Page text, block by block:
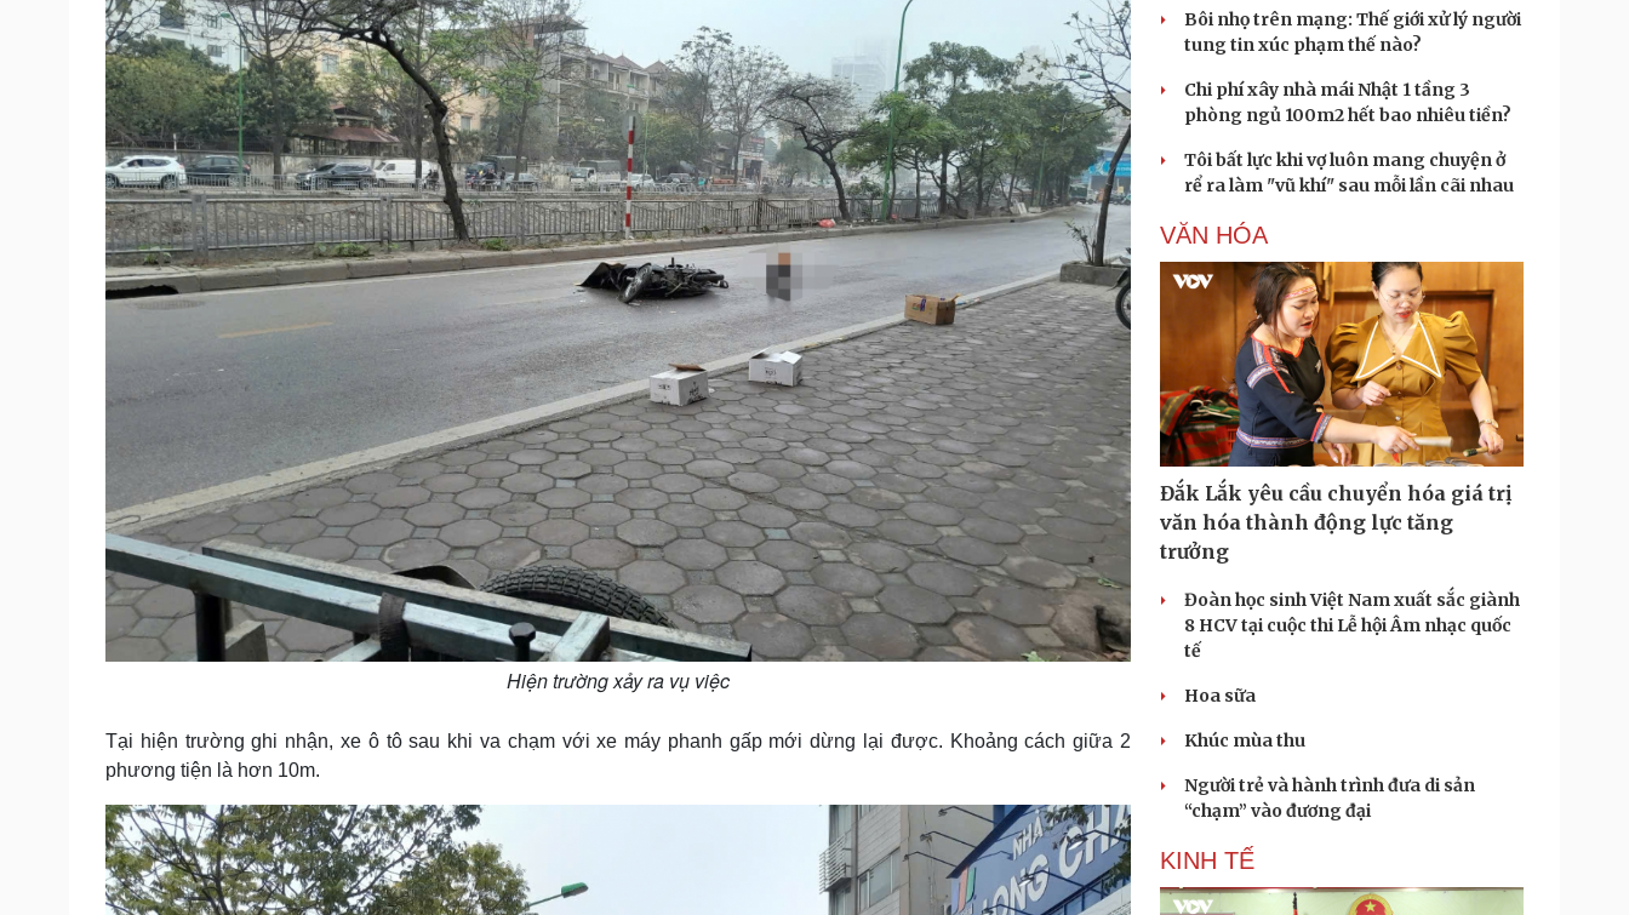
Làm đẹp - giảm cân
Phòng mạch online
Ăn sạch sống khỏe
Cải chính
Hiện trường xảy ra vụ việc
Tại hiện trường ghi nhận, xe ô tô sau khi va chạm với xe máy phanh gấp mới dừng lại được. Khoảng cách giữa 2
phương tiện là hơn 10m.
Bôi nhọ trên mạng: Thế giới xử lý người
tung tin xúc phạm thế nào?
Chi phí xây nhà mái Nhật 1 tầng 3
phòng ngủ 100m2 hết bao nhiêu tiền?
Tôi bất lực khi vợ luôn mang chuyện ở
rể ra làm "vũ khí" sau mỗi lần cãi nhau
VĂN HÓA
Đắk Lắk yêu cầu chuyển hóa giá trị
văn hóa thành động lực tăng
trưởng
Đoàn học sinh Việt Nam xuất sắc giành
8 HCV tại cuộc thi Lễ hội Âm nhạc quốc
tế
Hoa sữa
Khúc mùa thu
Người trẻ và hành trình đưa di sản
“chạm” vào đương đại
KINH TẾ